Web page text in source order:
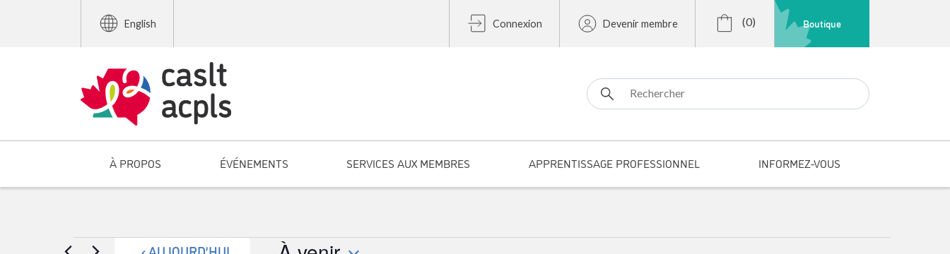
English Connexion Devenir membre (0) Boutique
Search for:
À PROPOS ÉVÉNEMENTS SERVICES AUX MEMBRES APPRENTISSAGE PROFESSIONNEL INFORMEZ-VOUS